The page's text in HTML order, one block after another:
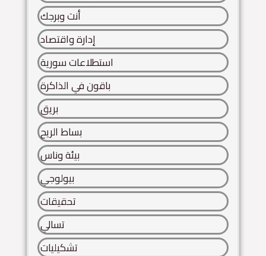
أنت وبرجك
إدارة واقتصاد
استطلاعات سورية
باقون في الذاكرة
بريق
بساط الريح
بيئة وناس
بيولوجي
تحقيقات
تسالي
تشكيليات